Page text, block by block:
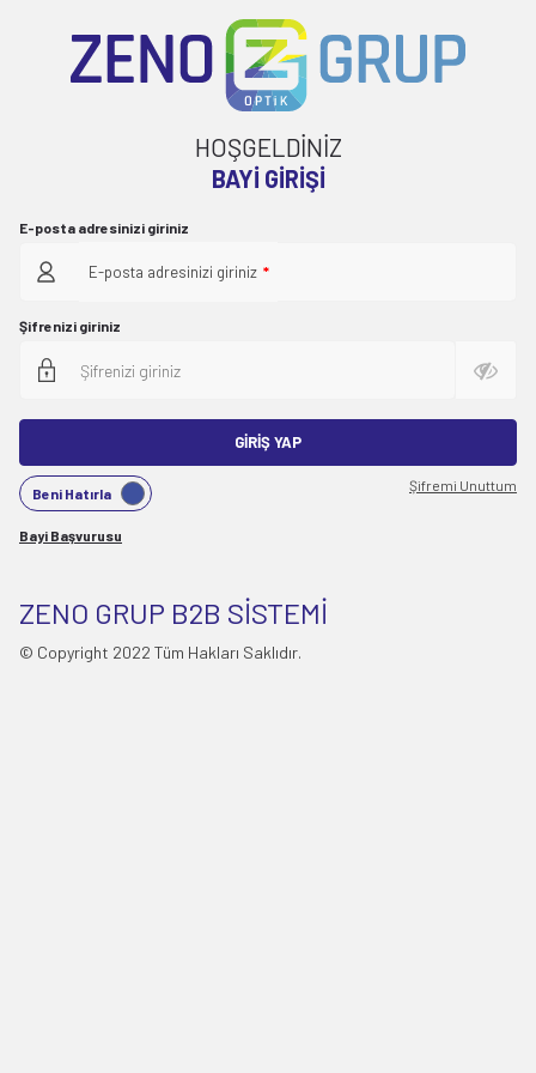
HOŞGELDİNİZ
BAYI GIRIŞI
E-posta adresinizi giriniz
E-posta adresinizi giriniz *
Şifrenizi giriniz
GIRIŞ YAP
Beni Hatırla Şifremi Unuttum
Bayi Başvurusu
ZENO GRUP B2B SİSTEMİ
© Copyright 2022 Tüm Hakları Saklıdır.